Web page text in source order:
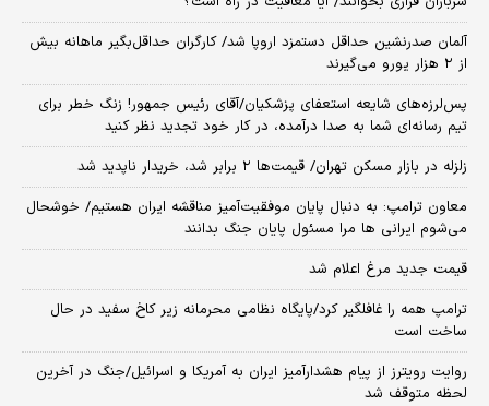
آلمان صدرنشین حداقل دستمزد اروپا شد/ کارگران حداقل‌بگیر ماهانه بیش
از ۲ هزار یورو می‌گیرند
پس‌لرزه‌های شایعه استعفای پزشکیان/آقای رئیس جمهور! زنگ خطر برای
تیم رسانه‌ای شما به صدا درآمده، در کار خود تجدید نظر کنید
زلزله در بازار مسکن تهران/ قیمت‌ها ۲ برابر شد، خریدار ناپدید شد
معاون ترامپ: به دنبال پایان موفقیت‌آمیز مناقشه ایران هستیم/ خوشحال
می‌شوم ایرانی ها مرا مسئول پایان جنگ بدانند
قیمت جدید مرغ اعلام شد
ترامپ همه را غافلگیر کرد/پایگاه نظامی محرمانه زیر کاخ سفید در حال
ساخت است
روایت رویترز از پیام هشدارآمیز ایران به آمریکا و اسرائیل/جنگ در آخرین
لحظه متوقف شد